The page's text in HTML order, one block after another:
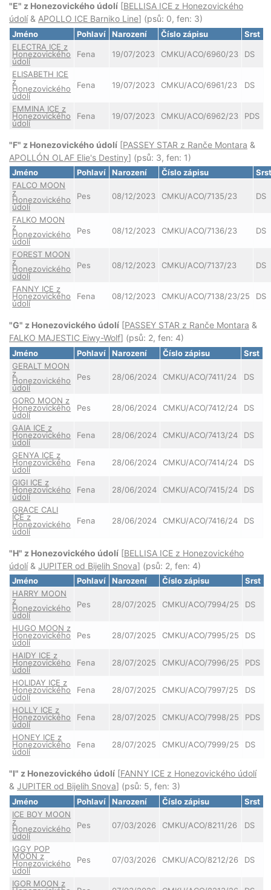
"E" z Honezovického údolí [BELLISA ICE z Honezovického
údolí& APOLLO ICE Barniko Line] (psů: 0, fen: 3)
Jméno Pohlaví Narození Číslo zápisu
Srst
ELECTRA ICE z
Honezovického
údolí
Fena 19/07/2023 CMKU/ACO/6960/23 DS
ELISABETH ICE
z
Honezovického
údolí
Fena 19/07/2023 CMKU/ACO/6961/23 DS
EMMINA ICE z
Honezovického
údolí
Fena 19/07/2023 CMKU/ACO/6962/23 PDS
"F" z Honezovického údolí [PASSEY STAR z Ranče Montara &
APOLLÓN OLAF Elie's Destiny] (psů: 3, fen: 1)
Jméno Pohlaví Narození Číslo zápisu
FALCO MOON
z
Honezovického
údolí
Pes 08/12/2023 CMKU/ACO/7135/23 DS
FALKO MOON
z
Honezovického
údolí
Pes 08/12/2023 CMKU/ACO/7136/23 DS
FOREST MOON
z
Honezovického
údolí
Pes 08/12/2023 CMKU/ACO/7137/23 DS
FANNY ICE z
Honezovického
údolí
Fena 08/12/2023 CMKU/ACO/7138/23/25 DS
"G" z Honezovického údolí [PASSEY STAR z Ranče Montara &
FALKO MAJESTIC Eiwy-Wolf] (psů: 2, fen: 4)
Jméno Pohlaví Narození Číslo zápisu
Srst
GERALT MOON
z
Honezovického
údolí
Pes 28/06/2024 CMKU/ACO/7411/24 DS
GORO MOON z
Honezovického
údolí
Pes 28/06/2024 CMKU/ACO/7412/24 DS
GAIA ICE z
Honezovického
údolí
Fena 28/06/2024 CMKU/ACO/7413/24 DS
GENYA ICE z
Honezovického
údolí
Fena 28/06/2024 CMKU/ACO/7414/24 DS
GIGI ICE z
Honezovického
údolí
Fena 28/06/2024 CMKU/ACO/7415/24 DS
GRACE CALI
ICE z
Honezovického
údolí
Fena 28/06/2024 CMKU/ACO/7416/24 DS
"H" z Honezovického údolí [BELLISA ICE z Honezovického
údolí& JUPITER od Bijelih Snova] (psů: 2, fen: 4)
Jméno Pohlaví Narození Číslo zápisu
Srst
HARRY MOON
z
Honezovického
údolí
Pes 28/07/2025 CMKU/ACO/7994/25 DS
HUGO MOON z
Honezovického
údolí
Pes 28/07/2025 CMKU/ACO/7995/25 DS
HAIDY ICE z
Honezovického
údolí
Fena 28/07/2025 CMKU/ACO/7996/25 PDS
HOLIDAY ICE z
Honezovického
údolí
Fena 28/07/2025 CMKU/ACO/7997/25 DS
HOLLY ICE z
Honezovického
údolí
Fena 28/07/2025 CMKU/ACO/7998/25 PDS
HONEY ICE z
Honezovického
údolí
Fena 28/07/2025 CMKU/ACO/7999/25 DS
"I" z Honezovického údolí [FANNY ICE z Honezovického údolí
& JUPITER od Bijelih Snova] (psů: 5, fen: 3)
Jméno Pohlaví Narození Číslo zápisu
Srst
ICE BOY MOON
z
Honezovického
údolí
Pes 07/03/2026 CMKU/ACO/8211/26 DS
IGGY POP
MOON z
Honezovického
údolí
Pes 07/03/2026 CMKU/ACO/8212/26 DS
IGOR MOON z